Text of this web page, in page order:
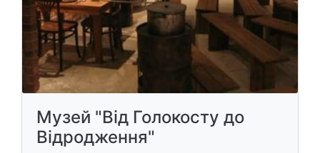
Музей "Від Голокосту до
Відродження"